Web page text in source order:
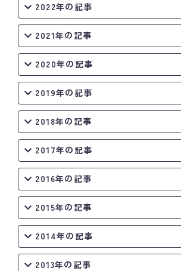
2022年の記事
2021年の記事
2020年の記事
2019年の記事
2018年の記事
2017年の記事
2016年の記事
2015年の記事
2014年の記事
2013年の記事